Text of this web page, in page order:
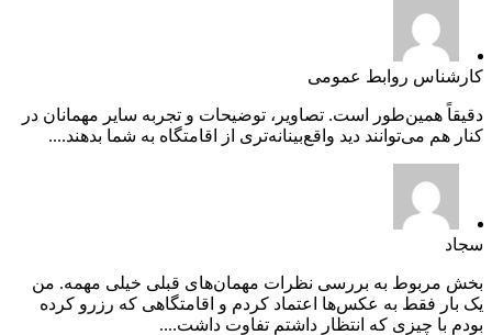
کارشناس روابط عمومی
دقیقاً همین‌طور است. تصاویر، توضیحات و تجربه سایر مهمانان در
کنار هم می‌توانند دید واقع‌بینانه‌تری از اقامتگاه به شما بدهند....
سجاد
بخش مربوط به بررسی نظرات مهمان‌های قبلی خیلی مهمه. من
یک بار فقط به عکس‌ها اعتماد کردم و اقامتگاهی که رزرو کرده
بودم با چیزی که انتظار داشتم تفاوت داشت....